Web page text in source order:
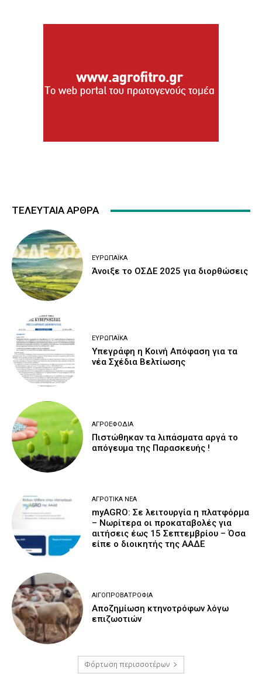
ΤΕΛΕΥΤΑΙΑ ΑΡΘΡΑ
ΕΥΡΩΠΑΪΚΆ
Άνοιξε το ΟΣΔΕ 2025 για διορθώσεις
ΕΥΡΩΠΑΪΚΆ
Υπεγράφη η Κοινή Απόφαση για τα
νέα Σχέδια Βελτίωσης
ΑΓΡΟΕΦΌΔΙΑ
Πιστώθηκαν τα λιπάσματα αργά το
απόγευμα της Παρασκευής !
ΑΓΡΟΤΙΚΆ ΝΈΑ
myAGRO: Σε λειτουργία η πλατφόρμα
– Νωρίτερα οι προκαταβολές για
αιτήσεις έως 15 Σεπτεμβρίου – Όσα
είπε ο διοικητής της ΑΑΔΕ
ΑΙΓΟΠΡΟΒΑΤΡΟΦΊΑ
Αποζημίωση κτηνοτρόφων λόγω
επιζωοτιών
Φόρτωση περισσοτέρων